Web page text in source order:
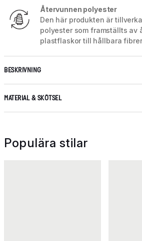
Återvunnen polyester
Den här produkten är
polyester som framställts av
plastflaskor till hållbara
BESKRIVNING
MATERIAL & SKÖTSEL
Populära stilar